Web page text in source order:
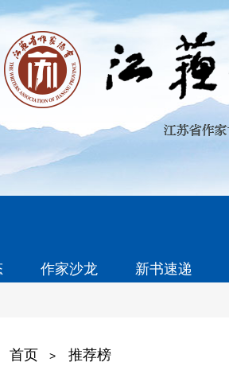
作家沙龙 新书速递
首页 > 推荐榜